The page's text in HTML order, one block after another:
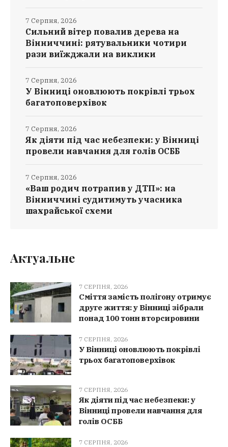
Сильний вітер повалив дерева на
Вінниччині: рятувальники чотири
рази виїжджали на виклики
7 Серпня, 2026
У Вінниці оновлюють покрівлі трьох
багатоповерхівок
7 Серпня, 2026
Як діяти під час небезпеки: у Вінниці
провели навчання для голів ОСББ
7 Серпня, 2026
«Ваш родич потрапив у ДТП»: на
Вінниччині судитимуть учасника
шахрайської схеми
7 Серпня, 2026
Актуальне
7 СЕРПНЯ, 2026
Сміття замість полігону отримує
друге життя: у Вінниці зібрали
понад 100 тонн вторсировини
7 СЕРПНЯ, 2026
У Вінниці оновлюють покрівлі
трьох багатоповерхівок
7 СЕРПНЯ, 2026
Як діяти під час небезпеки: у
Вінниці провели навчання для
голів ОСББ
7 СЕРПНЯ, 2026